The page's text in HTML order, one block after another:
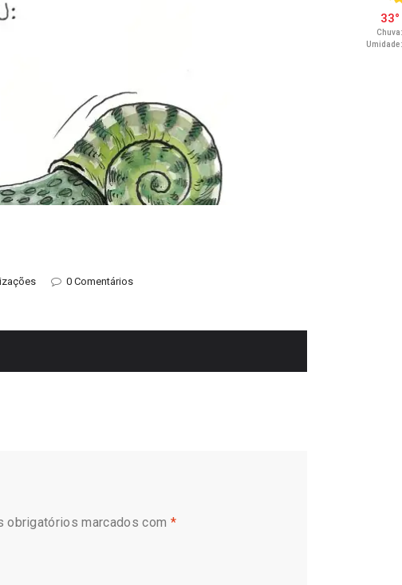
0 Comentários
obrigatórios marcados com *